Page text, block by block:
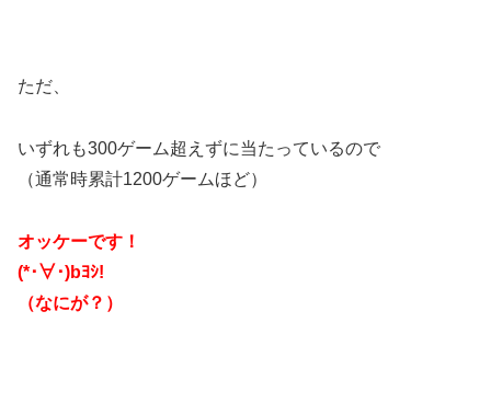
ただ、
いずれも300ゲーム超えずに当たっているので
（通常時累計1200ゲームほど）
オッケーです！
(*･∀･)bﾖｼ!
（なにが？）